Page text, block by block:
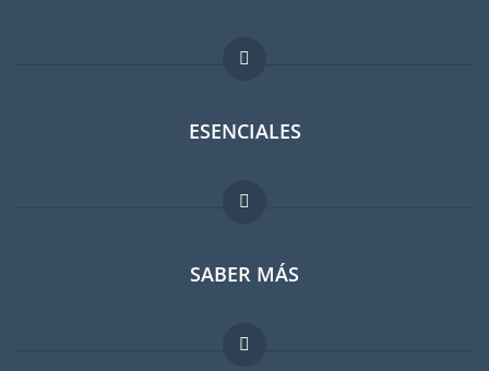
ESENCIALES
Foro para expatriados
Guia para expatriados
Trabajos en el extranjero
SABER MÁS
FAQ